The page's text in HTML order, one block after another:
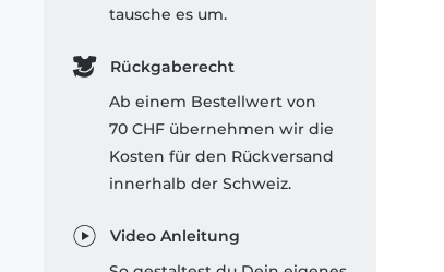
tausche es um.
Rückgaberecht
Ab einem Bestellwert von
70 CHF übernehmen wir die
Kosten für den Rückversand
innerhalb der Schweiz.
Video Anleitung